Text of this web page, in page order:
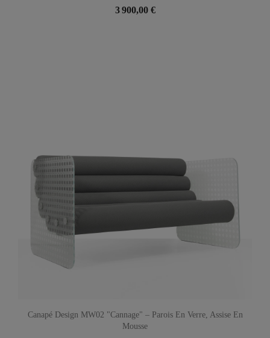
3 900,00 €
Canapé Design MW02 "Cannage" – Parois En Verre, Assise En
Mousse